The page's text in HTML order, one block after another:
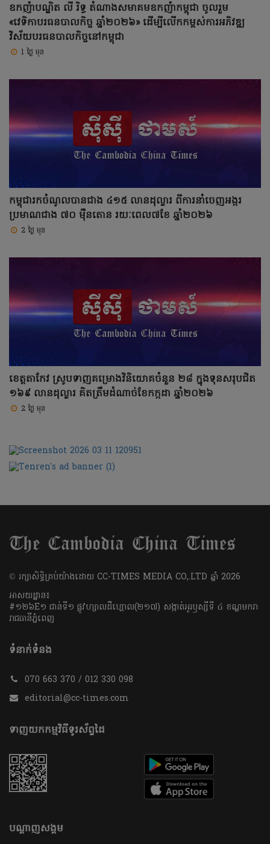
ឧកញ៉ាបណ្ឌិត លី រិទ្ធ តំណាងសមាគមឧកញ៉ាកម្ពុជា ចូលរួម
«វេទិកាបរធនបាលកិច្ច ឆ្នាំ២០២៦» ដើម្បីលើកកម្ពស់ការអភិវឌ្ឍ
វិស័យបរធនបាលកិច្ចនៅកម្ពុជា
1 ថ្ងៃ មុន
កម្ពុជារកចំណូលបានជាង ៤១៥ លានដុល្លារ ពីការនាំចេញអង្ករ
ប្រមាណជាង ៧០ ម៉ឺនតោន រយៈពេល៧ខែ ឆ្នាំ២០២៦
2 ថ្ងៃ មុន
ខេត្តតាកែវ ស្រូបទាញគម្រោងវិនិយោគចំនួន ២៨ ក្នុងទុនសរុបជិត
១៦៩ លានដុល្លារ គិតត្រឹមដំណាច់ខែកក្កដា ឆ្នាំ២០២៦
2 ថ្ងៃ មុន
​© រក្សា​សិទ្ធិ​គ្រប់​យ៉ាង​ដោយ​ CC-TIMES MEDIA CO,.LTD ឆ្នាំ​ 2026
អាសយដ្ឋាន៖
#១២៦E១ ជាន់ទី១ ផ្លូវហ្សាលដឺហ្គោល(២១៧) សង្កាត់អូរឫស្សីទី ៤ ខណ្ឌមករា
រាជធានីភ្នំពេញ
ទំនាក់ទំនង
070 663 370 / 012 330 098
editorial@cc-times.com
ទាញយកកម្មវិធីទូរស័ព្ទដៃ
បណ្តាញសង្គម